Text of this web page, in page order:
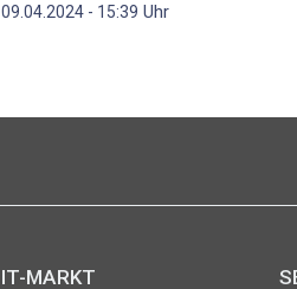
09.04.2024 - 15:39 Uhr
IT-MARKT